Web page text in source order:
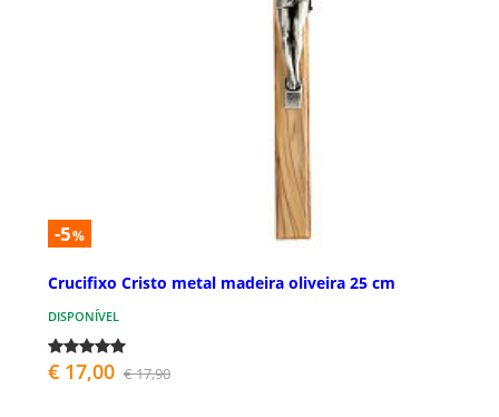
-5%
Crucifixo Cristo metal madeira oliveira 25 cm
DISPONÍVEL
€ 17,00 € 17,90